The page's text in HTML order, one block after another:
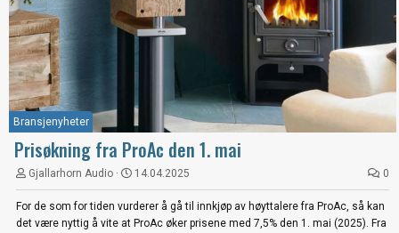
Bransjenyheter
Prisøkning fra ProAc den 1. mai
Gjallarhorn Audio 14.04.2025 0
For de som for tiden vurderer å gå til innkjøp av høyttalere fra ProAc, så kan
det være nyttig å vite at ProAc øker prisene med 7,5% den 1. mai (2025). Fra